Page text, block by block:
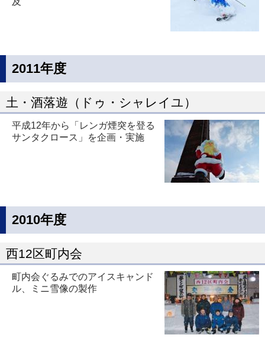
2011年度
土・酒落遊（ドゥ・シャレイユ）
平成12年から「レンガ煙突を登る
サンタクロース」を企画・実施
2010年度
西12区町内会
町内会ぐるみでのアイスキャンド
ル、ミニ雪像の製作